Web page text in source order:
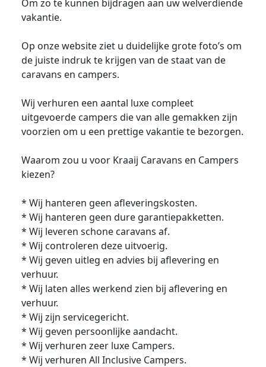
Om zo te kunnen bijdragen aan uw welverdiende
vakantie.
Op onze website ziet u duidelijke grote foto’s om
de juiste indruk te krijgen van de staat van de
caravans en campers.
Wij verhuren een aantal luxe compleet
uitgevoerde campers die van alle gemakken zijn
voorzien om u een prettige vakantie te bezorgen.
Waarom zou u voor Kraaij Caravans en Campers
kiezen?
* Wij hanteren geen afleveringskosten.
* Wij hanteren geen dure garantiepakketten.
* Wij leveren schone caravans af.
* Wij controleren deze uitvoerig.
* Wij geven uitleg en advies bij aflevering en
verhuur.
* Wij laten alles werkend zien bij aflevering en
verhuur.
* Wij zijn servicegericht.
* Wij geven persoonlijke aandacht.
* Wij verhuren zeer luxe Campers.
* Wij verhuren All Inclusive Campers.